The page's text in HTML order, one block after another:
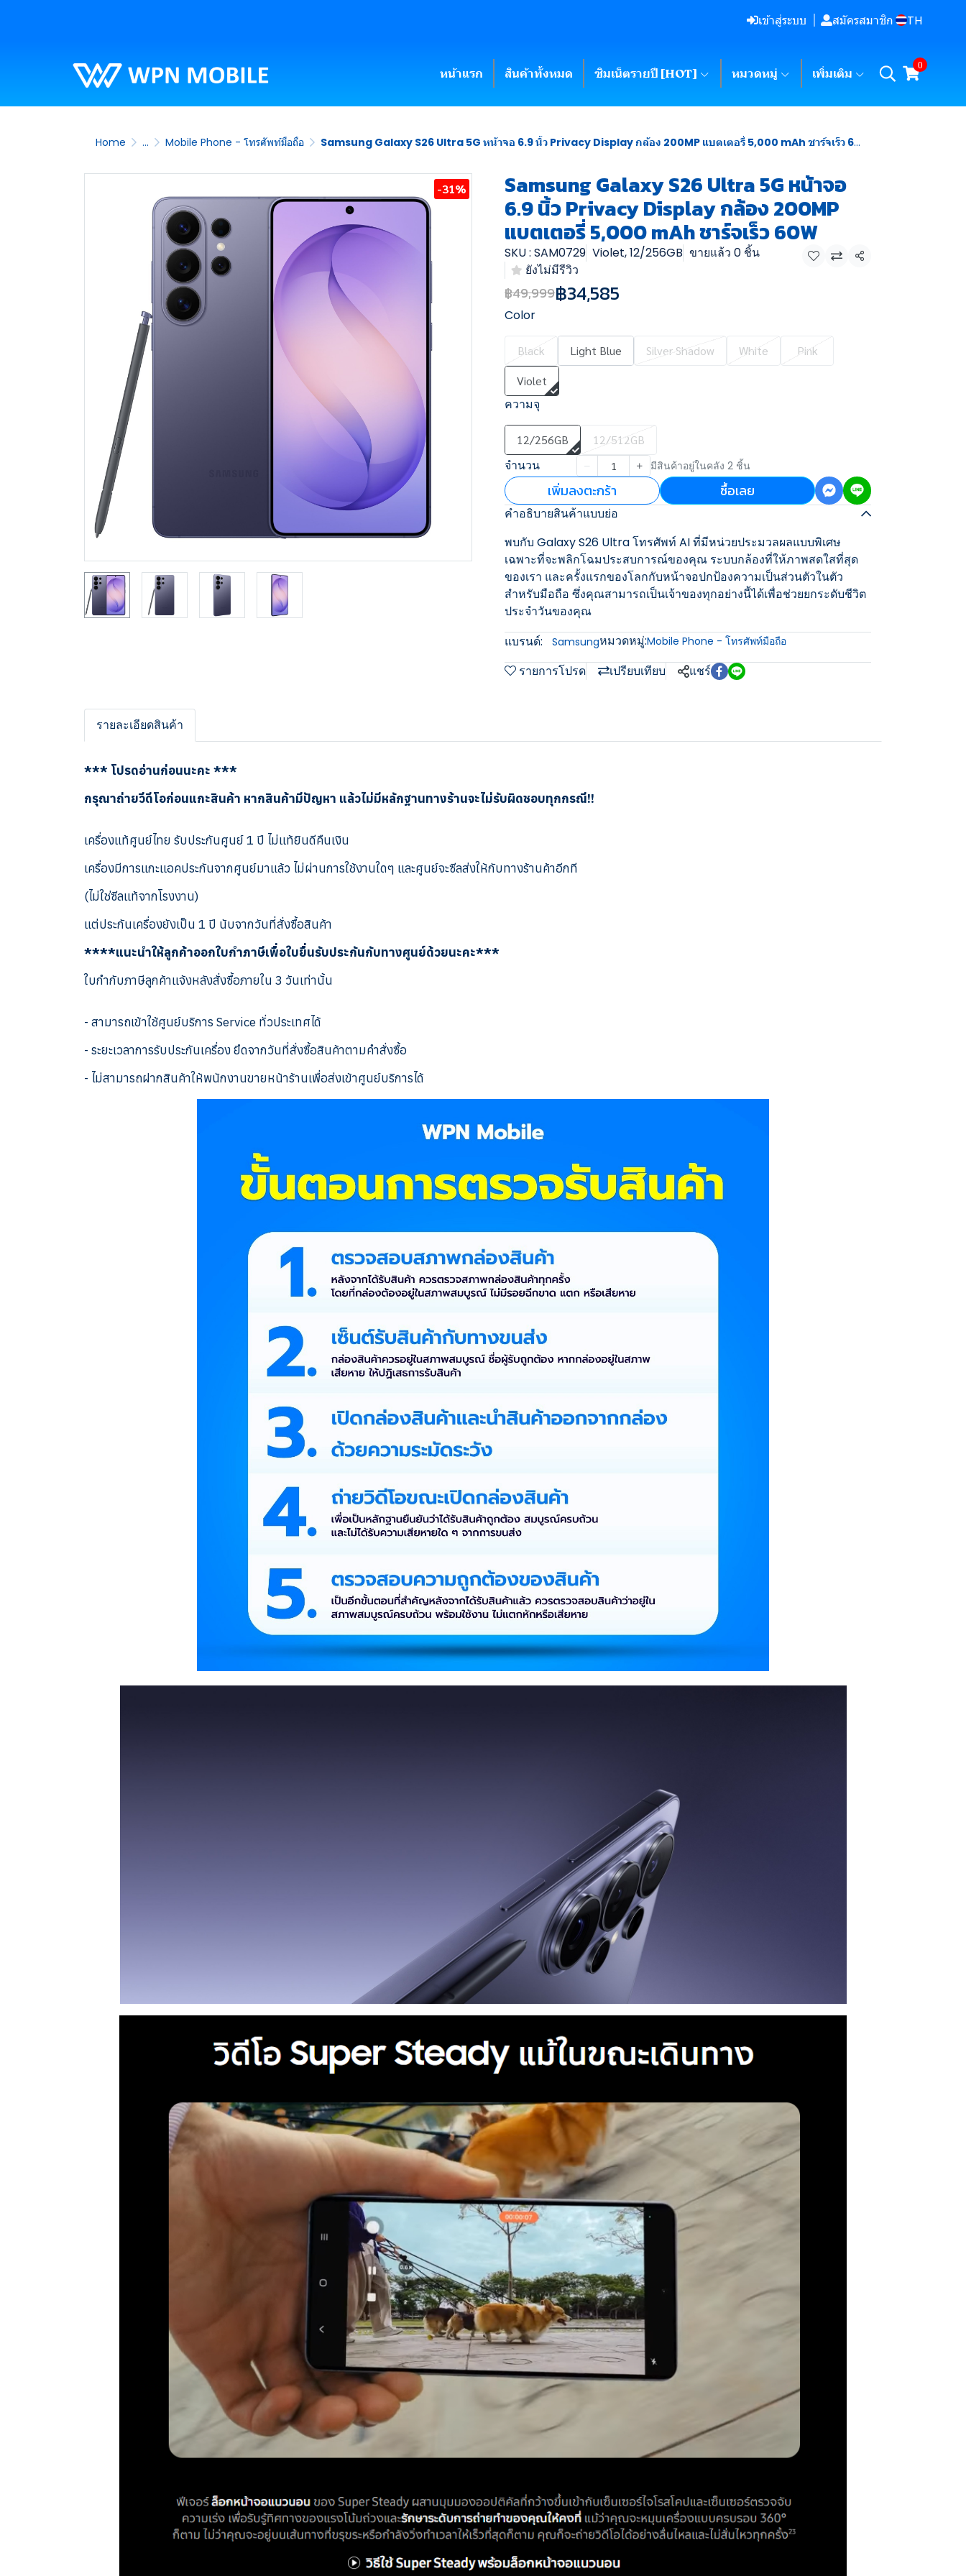
เข้าสู่ระบบ สมัครสมาชิก TH
หน้าแรก สินค้าทั้งหมด ซิมเน็ตรายปี [HOT] หมวดหมู่ เพิ่มเติม
0
Home ... Mobile Phone - โทรศัพท์มือถือ Samsung Galaxy S26 Ultra 5G หน้าจอ 6.9 นิ้ว Privacy Display กล้อง 200MP แบตเตอรี่ 5,000 mAh ชาร์จเร็ว 60W
-31% Samsung Galaxy S26 Ultra 5G หน้าจอ
6.9 นิ้ว Privacy Display กล้อง 200MP
แบตเตอรี่ 5,000 mAh ชาร์จเร็ว 60W
SKU : SAM0729 Violet, 12/256GB ขายแล้ว 0 ชิ้น
ยังไม่มีรีวิว
แชร์
฿49,999฿34,585
Color
Black Light Blue Silver Shadow White
Pink
Violet
ความจุ
12/256GB 12/512GB
จำนวน มีสินค้าอยู่ในคลัง 2 ชิ้น
เพิ่มลงตะกร้า ซื้อเลย
คำอธิบายสินค้าแบบย่อ
พบกับ Galaxy S26 Ultra โทรศัพท์ AI ที่มีหน่วยประมวลผลแบบพิเศษ
เฉพาะที่จะพลิกโฉมประสบการณ์ของคุณ ระบบกล้องที่ให้ภาพสดใสที่สุด
ของเรา และครั้งแรกของโลกกับหน้าจอปกป้องความเป็นส่วนตัวในตัว
สำหรับมือถือ ซึ่งคุณสามารถเป็นเจ้าของทุกอย่างนี้ได้เพื่อช่วยยกระดับชีวิต
ประจำวันของคุณ
แบรนด์:
Samsungหมวดหมู่:Mobile Phone - โทรศัพท์มือถือ
รายการโปรด เปรียบเทียบ แชร์
รายละเอียดสินค้า
*** โปรดอ่านก่อนนะคะ ***
กรุณาถ่ายวีดีโอก่อนแกะสินค้า หากสินค้ามีปัญหา แล้วไม่มีหลักฐานทางร้านจะไม่รับผิดชอบทุกกรณี!!
เครื่องแท้ศูนย์ไทย รับประกันศูนย์ 1 ปี ไม่แท้ยินดีคืนเงิน
เครื่องมีการแกะแอคประกันจากศูนย์มาแล้ว ไม่ผ่านการใช้งานใดๆ และศูนย์จะซีลส่งให้กับทางร้านค้าอีกที
(ไม่ใช่ซีลแท้จากโรงงาน)
แต่ประกันเครื่องยังเป็น 1 ปี นับจากวันที่สั่งซื้อสินค้า
****แนะนำให้ลูกค้าออกใบกำภาษีเพื่อใบยื่นรับประกันกับทางศูนย์ด้วยนะคะ***
ใบกำกับภาษีลูกค้าแจ้งหลังสั่งซื้อภายใน 3 วันเท่านั้น
- สามารถเข้าใช้ศูนย์บริการ Service ทั่วประเทศได้
- ระยะเวลาการรับประกันเครื่อง ยึดจากวันที่สั่งซื้อสินค้าตามคำสั่งซื้อ
- ไม่สามารถฝากสินค้าให้พนักงานขายหน้าร้านเพื่อส่งเข้าศูนย์บริการได้